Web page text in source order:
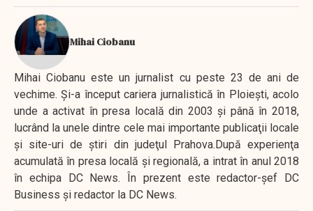
Mihai Ciobanu
Mihai Ciobanu este un jurnalist cu peste 23 de ani de
vechime. Şi-a început cariera jurnalistică în Ploieşti, acolo
unde a activat în presa locală din 2003 şi până în 2018,
lucrând la unele dintre cele mai importante publicaţii locale
şi site-uri de ştiri din judeţul Prahova.După experienţa
acumulată în presa locală şi regională, a intrat în anul 2018
în echipa DC News. În prezent este redactor-şef DC
Business şi redactor la DC News.